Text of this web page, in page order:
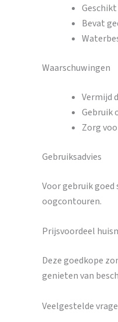
Bevat
Waarschuwingen
Vermijd
Gebruik
Zorg
Gebruiksadvies
Voor gebruik
oogcontouren.
Prijsvoordeel
Deze goedkope
genieten van
Veelgestelde